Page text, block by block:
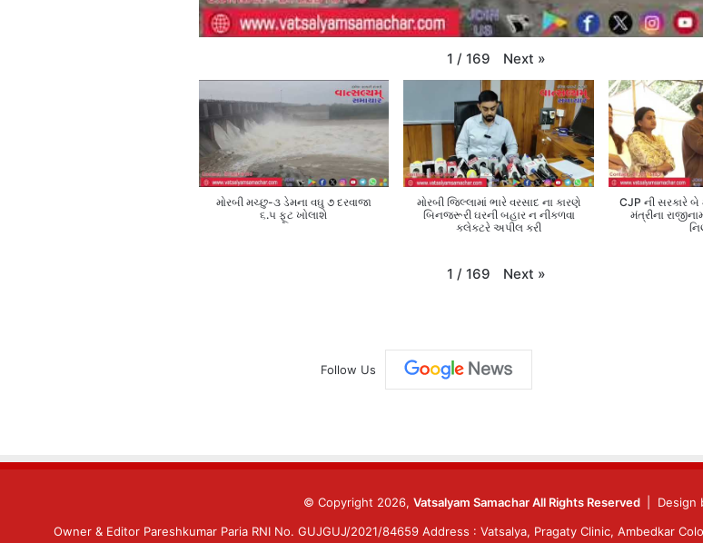
1 / 169 Next »
મોરબી મચ્છુ-૩ ડેમના વઘુ ૭ દરવાજા
૬.૫ ફૂટ ખોલાશે
મોરબી જિલ્લામાં ભારે વરસાદ ના કારણે
બિનજરૂરી ઘરની બહાર ન નીકળવા
કલેક્ટરે અપીલ કરી
CJP ની સરકારે બે
મંત્રીના
1 / 169 Next »
Follow Us
© Copyright 2026,Vatsalyam Samachar All Rights Reserved | Design
Owner & Editor Pareshkumar Paria RNI No. GUJGUJ/2021/84659 Address : Vatsalya, Pragaty Clinic, Ambedkar